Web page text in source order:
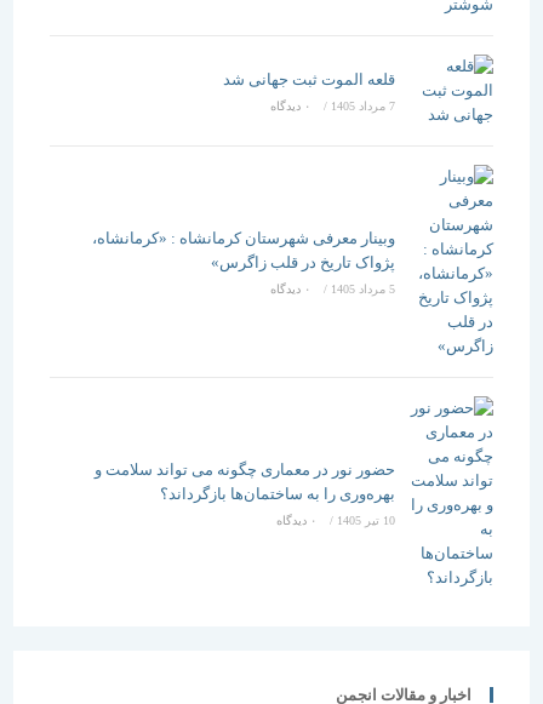
قلعه الموت ثبت جهانی شد
/ ۰ دیدگاه
وبینار معرفی شهرستان کرمانشاه : «کرمانشاه،
پژواک تاریخ در قلب زاگرس»
5 مرداد 1405 / ۰ دیدگاه
حضور نور در معماری چگونه می تواند سلامت و
بهره‌وری را به ساختمان‌ها بازگرداند؟
/ ۰ دیدگاه
اخبار و مقالات انجمن